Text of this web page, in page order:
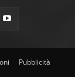
Pubblicità